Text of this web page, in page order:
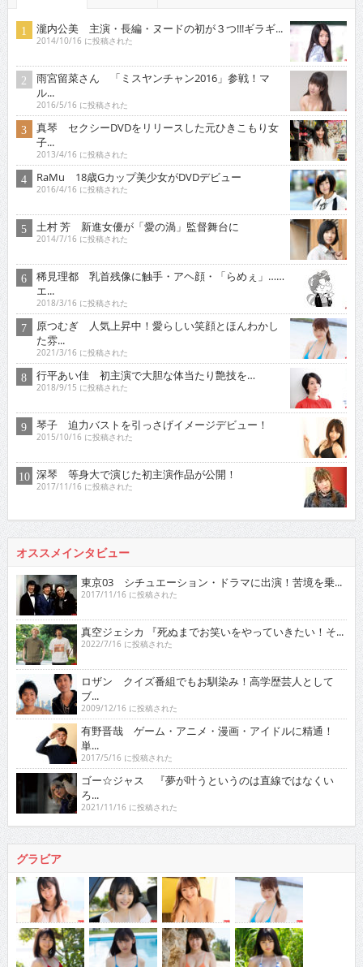
瀧内公美 主演・長編・ヌードの初が３つ!!!ギラギ...
2014/10/16 に投稿された
雨宮留菜さん 「ミスヤンチャン2016」参戦！マ
ル...
2016/5/16 に投稿された
真琴 セクシーDVDをリリースした元ひきこもり女
子...
2013/4/16 に投稿された
RaMu 18歳Gカップ美少女がDVDデビュー
2016/4/16 に投稿された
土村 芳 新進女優が「愛の渦」監督舞台に
2014/7/16 に投稿された
稀見理都 乳首残像に触手・アヘ顔・「らめぇ」……
エ...
2018/3/16 に投稿された
原つむぎ 人気上昇中！愛らしい笑顔とほんわかし
た雰...
2021/3/16 に投稿された
行平あい佳 初主演で大胆な体当たり艶技を…
2018/9/15 に投稿された
琴子 迫力バストを引っさげイメージデビュー！
2015/10/16 に投稿された
深琴 等身大で演じた初主演作品が公開！
2017/11/16 に投稿された
オススメインタビュー
東京03 シチュエーション・ドラマに出演！苦境を乗...
2017/11/16 に投稿された
真空ジェシカ 『死ぬまでお笑いをやっていきたい！そ...
2022/7/16 に投稿された
ロザン クイズ番組でもお馴染み！高学歴芸人として
ブ...
2009/12/16 に投稿された
有野晋哉 ゲーム・アニメ・漫画・アイドルに精通！
単...
2017/5/16 に投稿された
ゴー☆ジャス 『夢が叶うというのは直線ではなくい
ろ...
2021/11/16 に投稿された
グラビア